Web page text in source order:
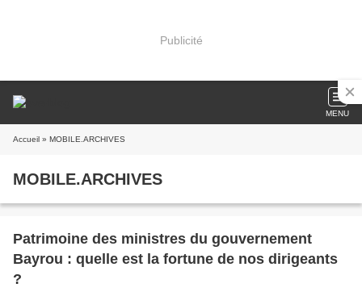
Publicité
MENU
Accueil » MOBILE.ARCHIVES
MOBILE.ARCHIVES
Patrimoine des ministres du gouvernement
Bayrou : quelle est la fortune de nos dirigeants
?